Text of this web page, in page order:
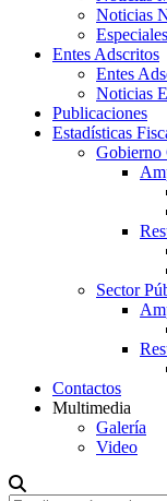
Noticias
Especiales
Entes Adscritos
Entes
Noticias
Publicaciones
Estadísticas
Gobierno
Sector
Contactos
Multimedia
Galería
Video